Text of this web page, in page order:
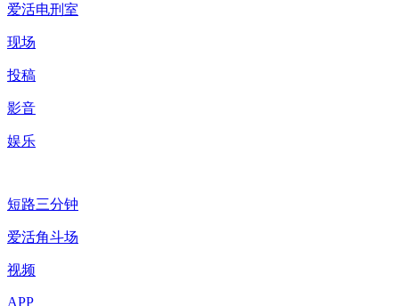
爱活电刑室
现场
投稿
影音
娱乐
短路三分钟
爱活角斗场
视频
APP